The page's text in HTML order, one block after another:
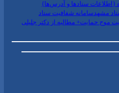
ستادها و آدرس‌ها}
مشهدسامانه شفافیت ستاد
موج حمایت+ مطالبه از دکتر جلیلی